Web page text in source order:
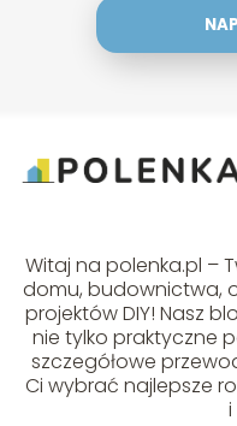
Witaj na polenka.pl –
domu, budownictwa,
projektów DIY! Nasz
nie tylko praktyczne
szczegółowe
Ci wybrać najlepsze
i